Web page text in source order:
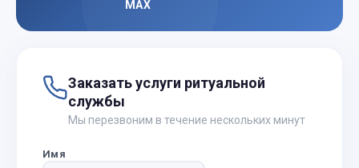
Заказать услуги ритуальной
службы
Мы перезвоним в течение нескольких минут
Имя